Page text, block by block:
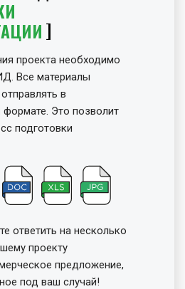
проекта необходимо
Все материалы
в
Это позволит
подготовки
ответить на несколько
проекту
предложение,
под ваш случай!